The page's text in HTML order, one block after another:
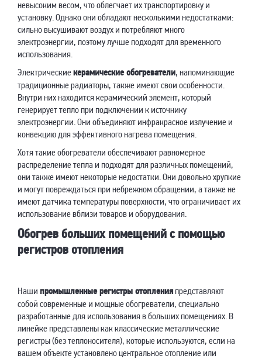
невысоким весом, что облегчает их транспортировку и
установку. Однако они обладают несколькими недостатками:
сильно высушивают воздух и потребляют много
электроэнергии, поэтому лучше подходят для временного
использования.
Электрическиекерамические обогреватели, напоминающие
традиционные радиаторы, также имеют свои особенности.
Внутри них находится керамический элемент, который
генерирует тепло при подключении к источнику
электроэнергии. Они объединяют инфракрасное излучение и
конвекцию для эффективного нагрева помещения.
Хотя такие обогреватели обеспечивают равномерное
распределение тепла и подходят для различных помещений,
они также имеют некоторые недостатки. Они довольно хрупкие
и могут повреждаться при небрежном обращении, а также не
имеют датчика температуры поверхности, что ограничивает их
использование вблизи товаров и оборудования.
Обогрев больших помещений с помощью
регистров отопления
Наши промышленные регистры отопления представляют
собой современные и мощные обогреватели, специально
разработанные для использования в больших помещениях. В
линейке представлены как классические металлические
регистры (без теплоносителя), которые используются, если на
вашем объекте установлено центральное отопление или